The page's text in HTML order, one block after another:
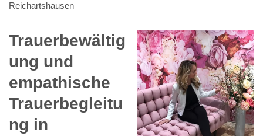
Reichartshausen
Trauerbewältig
ung und
empathische
Trauerbegleitu
ng in